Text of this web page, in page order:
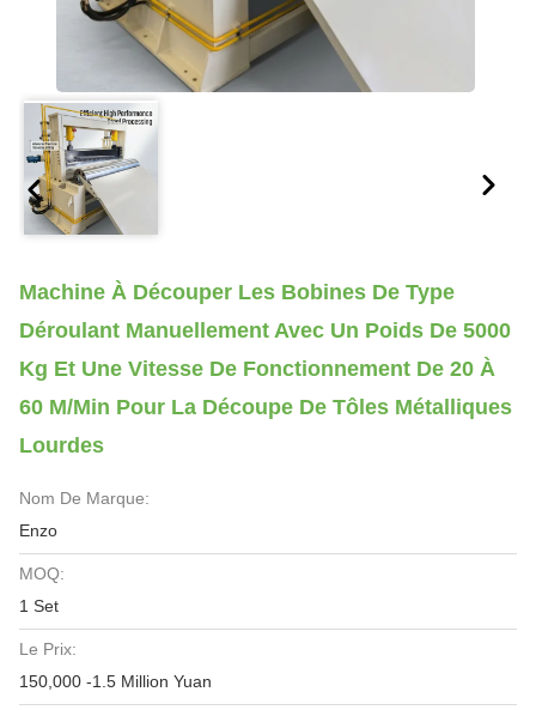
Machine À Découper Les Bobines De Type
Déroulant Manuellement Avec Un Poids De 5000
Kg Et Une Vitesse De Fonctionnement De 20 À
60 M/min Pour La Découpe De Tôles Métalliques
Lourdes
Nom De Marque:
Enzo
MOQ:
1 Set
Le Prix:
150,000 -1.5 Million Yuan